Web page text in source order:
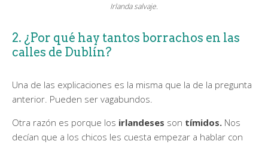
Irlanda salvaje.
2. ¿Por qué hay tantos borrachos en las
calles de Dublín?
Una de las explicaciones es la misma que la de la pregunta
anterior. Pueden ser vagabundos.
Otra razón es porque los irlandeses son tímidos. Nos
decían que a los chicos les cuesta empezar a hablar con